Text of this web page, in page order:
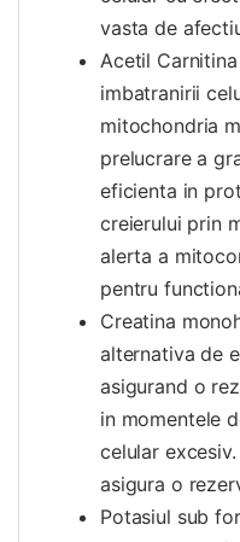
vasta de
Acetil
imbatranirii
mitochondria
prelucrare a
eficienta in
creierului prin
alerta a
pentru
Creatina
alternativa de
asigurand o
in momentele
celular
asigura o
Potasiul sub